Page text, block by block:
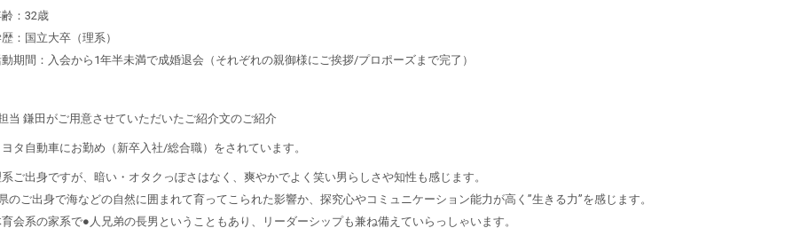
：32歳
：国立大卒（理系）
期間：入会から1年半未満で成婚退会（それぞれの親御様にご挨拶/プロポーズまで完了）
当 鎌田がご用意させていただいたご紹介文のご紹介
ヨタ自動車にお勤め（新卒入社/総合職）をされています。
ご出身ですが、暗い・オタクっぽさはなく、爽やかでよく笑い男らしさや知性も感じます。
のご出身で海などの自然に囲まれて育ってこられた影響か、探究心やコミュニケーション能力が高く”生きる力”を感じます。
会系の家系で●人兄弟の長男ということもあり、リーダーシップも兼ね備えていらっしゃいます。